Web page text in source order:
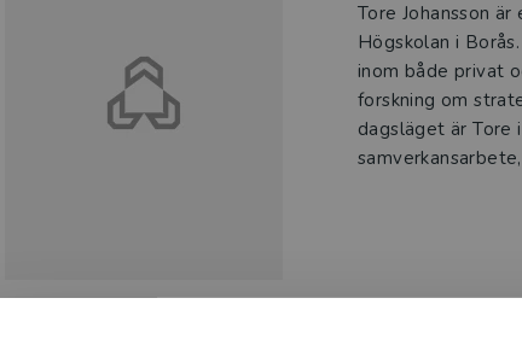
Tore Johansson
Högskolan i
inom både privat
forskning om
dagsläget är Tore